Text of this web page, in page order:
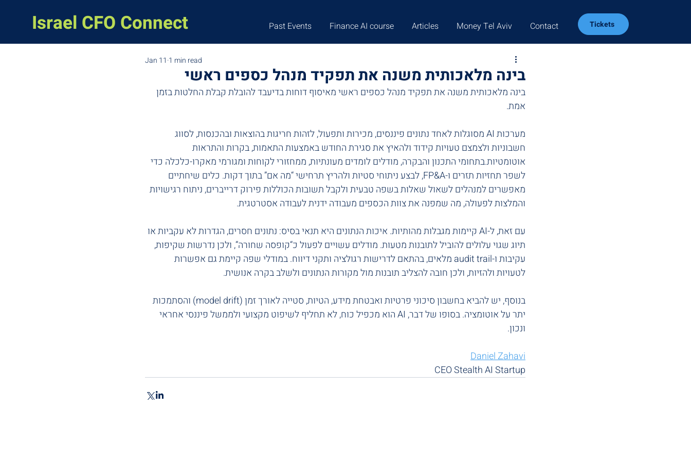
Israel CFO Connect Past Events Finance AI course Articles Money Tel Aviv Contact Tickets
בינה מלאכותית משנה את תפקיד מנהל כספים ראשי
Jan 11 1 min read
בינה מלאכותית משנה את תפקיד מנהל כספים ראשי מאיסוף דוחות בדיעבד להובלת קבלת החלטות בזמן
אמת.
מערכות AI מסוגלות לאחד נתונים פיננסים, מכירות ותפעול, לזהות חריגות בהוצאות ובהכנסות, לסווג
חשבוניות ולצמצם טעויות קידוד ולהאיץ את סגירת החודש באמצעות התאמות, בקרות והתראות
אוטומטיות.בתחומי התכנון והבקרה, מודלים לומדים מעונתיות, ממחזורי לקוחות ומגורמי מאקרו-כלכלה כדי
לשפר תחזיות תזרים ו-FP&A, לבצע ניתוחי סטיות ולהריץ תרחישי “מה אם” בתוך דקות. כלים שיחתיים
מאפשרים למנהלים לשאול שאלות בשפה טבעית ולקבל תשובות הכוללות פירוק דרייברים, ניתוח רגישויות
והמלצות לפעולה, מה שמפנה את צוות הכספים מעבודה ידנית לעבודה אסטרטגית.
עם זאת, ל-AI קיימות מגבלות מהותיות. איכות הנתונים היא תנאי בסיס: נתונים חסרים, הגדרות לא עקביות או
תיוג שגוי עלולים להוביל לתובנות מטעות. מודלים עשויים לפעול כ“קופסה שחורה”, ולכן נדרשות שקיפות,
עקיבות ו-audit trail מלאים, בהתאם לדרישות רגולציה ותקני דיווח. במודלי שפה קיימת גם אפשרות
לטעויות ולהזיות, ולכן חובה להצליב תובנות מול מקורות הנתונים ולשלב בקרה אנושית.
בנוסף, יש להביא בחשבון סיכוני פרטיות ואבטחת מידע, הטיות, סטייה לאורך זמן (model drift) והסתמכות
יתר על אוטומציה. בסופו של דבר, AI הוא מכפיל כוח, לא תחליף לשיפוט מקצועי ולממשל פיננסי אחראי
ונכון.
Daniel Zahavi
CEO Stealth AI Startup